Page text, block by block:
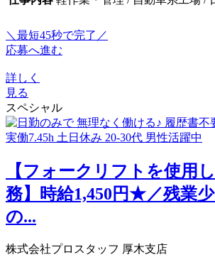
＼最短45秒で完了／
応募へ進む
詳しく
見る
スペシャル
【フォークリフトを使用
務】時給1,450円★／残業
の...
株式会社プロスタッフ 厚木支店